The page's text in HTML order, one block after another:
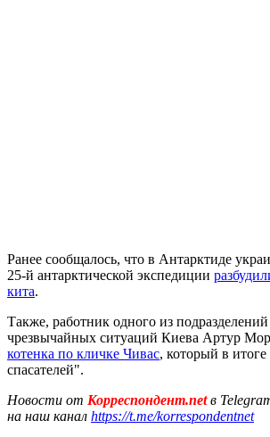
Ранее сообщалось, что в Антарктиде
25-й антарктической экспедиции
кита.
Также, работник одного из
чрезвычайных ситуаций Киева Артур
котенка по кличке Чивас, который в
спасателей".
Новости от Корреспондент.netв
на наш канал https://t.me/korrespondentnet